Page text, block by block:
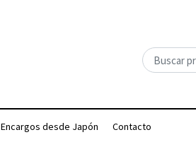
Encargos desde Japón Contacto